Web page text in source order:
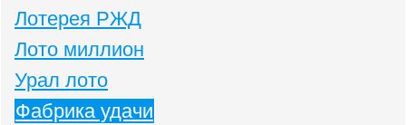
Лотерея РЖД
Лото миллион
Урал лото
Фабрика удачи